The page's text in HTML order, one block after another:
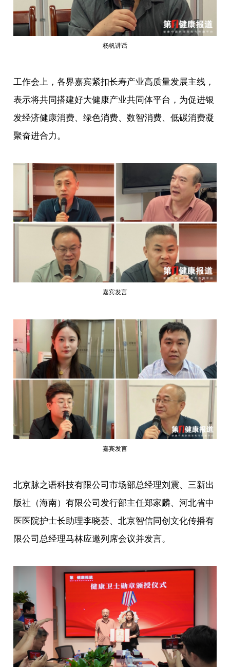
杨帆讲话
工作会上，各界嘉宾紧扣长寿产业高质量发展主线，
表示将共同搭建好大健康产业共同体平台，为促进银
发经济健康消费、绿色消费、数智消费、低碳消费凝
聚奋进合力。
嘉宾发言
嘉宾发言
北京脉之语科技有限公司市场部总经理刘震、三新出
版社（海南）有限公司发行部主任郑家麟、河北省中
医医院护士长助理李晓荟、北京智信同创文化传播有
限公司总经理马林应邀列席会议并发言。